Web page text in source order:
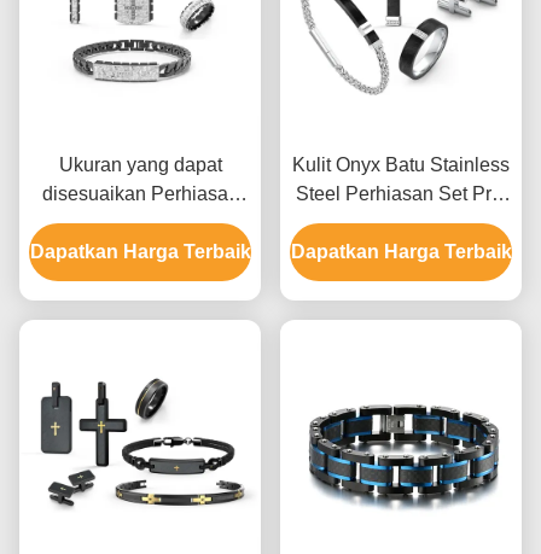
Ukuran yang dapat
disesuaikan Perhiasan
stainless steel set untuk
pria dengan beberapa
permukaan akhir dan
Dapatkan Harga Terbaik
Kulit Onyx Batu Stainless
Steel Perhiasan Set Pria
Kalung Earrings Dan Set
Cincin
Dapatkan Harga Terbaik